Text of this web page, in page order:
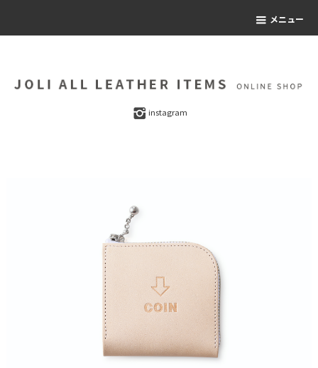
メニュー
instagram